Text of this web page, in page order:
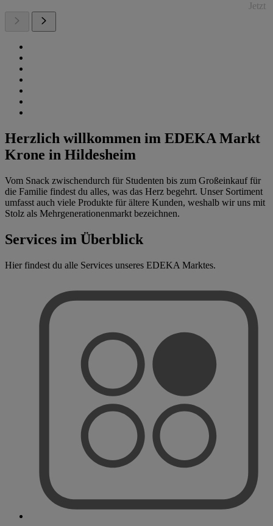
Jetzt
Herzlich willkommen im EDEKA Markt
Krone in Hildesheim
Vom Snack zwischendurch für Studenten bis zum Großeinkauf für
die Familie findest du alles, was das Herz begehrt. Unser Sortiment
umfasst auch viele Produkte für ältere Kunden, weshalb wir uns mit
Stolz als Mehrgenerationenmarkt bezeichnen.
Services im Überblick
Hier findest du alle Services unseres EDEKA Marktes.